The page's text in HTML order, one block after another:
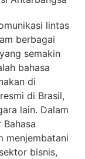
lintas
berbagai
semakin
bahasa
di
di Brasil,
lain. Dalam
menjembatani
bisnis,